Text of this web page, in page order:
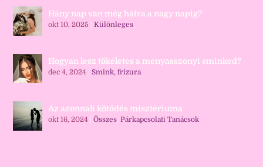
Hány nap van még hátra a nagy napig?
okt 10, 2025 |Különleges
Hogyan lesz tökéletes a menyasszonyi sminked?
dec 4, 2024 |Smink, frizura
Az azonnali kötődés misztériuma
okt 16, 2024 |Összes,Párkapcsolati Tanácsok